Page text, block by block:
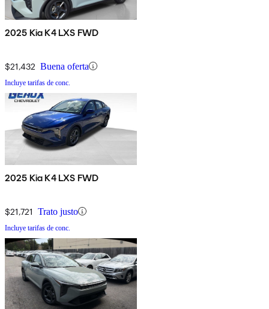
2025 Kia K4 LXS FWD
$21,432 Buena oferta
Incluye tarifas de conc.
2025 Kia K4 LXS FWD
$21,721 Trato justo
Incluye tarifas de conc.